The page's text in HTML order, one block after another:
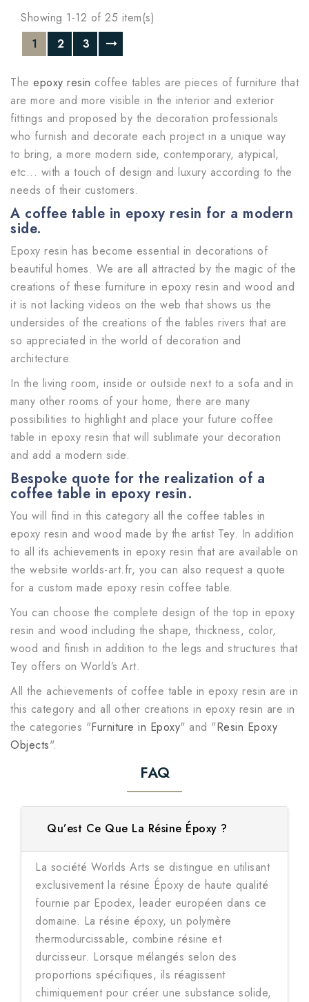
Showing 1-12 of 25 item(s)
1
2 3
The epoxy resin coffee tables are pieces of furniture that
are more and more visible in the interior and exterior
fittings and proposed by the decoration professionals
who furnish and decorate each project in a unique way
to bring, a more modern side, contemporary, atypical,
etc... with a touch of design and luxury according to the
needs of their customers.
A coffee table in epoxy resin for a modern
side.
Epoxy resin has become essential in decorations of
beautiful homes. We are all attracted by the magic of the
creations of these furniture in epoxy resin and wood and
it is not lacking videos on the web that shows us the
undersides of the creations of the tables rivers that are
so appreciated in the world of decoration and
architecture.
In the living room, inside or outside next to a sofa and in
many other rooms of your home, there are many
possibilities to highlight and place your future coffee
table in epoxy resin that will sublimate your decoration
and add a modern side.
Bespoke quote for the realization of a
coffee table in epoxy resin.
You will find in this category all the coffee tables in
epoxy resin and wood made by the artist Tey. In addition
to all its achievements in epoxy resin that are available on
the website worlds-art.fr, you can also request a quote
for a custom made epoxy resin coffee table.
You can choose the complete design of the top in epoxy
resin and wood including the shape, thickness, color,
wood and finish in addition to the legs and structures that
Tey offers on World’s Art.
All the achievements of coffee table in epoxy resin are in
this category and all other creations in epoxy resin are in
the categories "Furniture in Epoxy" and "Resin Epoxy
Objects".
FAQ
Qu’est Ce Que La Résine Époxy ?
La société Worlds Arts se distingue en utilisant
exclusivement la résine Époxy de haute qualité
fournie par Epodex, leader européen dans ce
domaine. La résine époxy, un polymère
thermodurcissable, combine résine et
durcisseur. Lorsque mélangés selon des
proportions spécifiques, ils réagissent
chimiquement pour créer une substance solide,